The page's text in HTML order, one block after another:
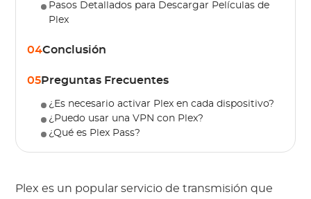
Pasos Detallados para Descargar Películas de
Plex
04Conclusión
05Preguntas Frecuentes
¿Es necesario activar Plex en cada dispositivo?
¿Puedo usar una VPN con Plex?
¿Qué es Plex Pass?
Plex es un popular servicio de transmisión que